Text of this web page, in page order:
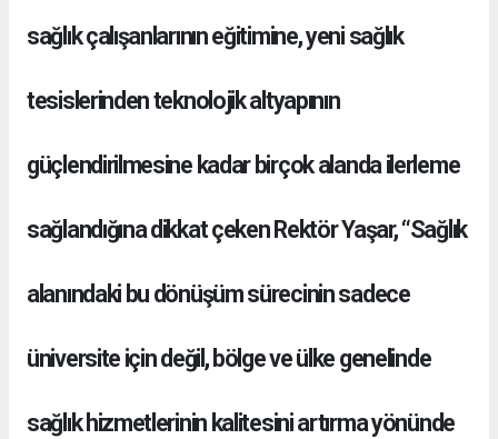
sağlık çalışanlarının eğitimine, yeni sağlık
tesislerinden teknolojik altyapının
güçlendirilmesine kadar birçok alanda ilerleme
sağlandığına dikkat çeken Rektör Yaşar, “Sağlık
alanındaki bu dönüşüm sürecinin sadece
üniversite için değil, bölge ve ülke genelinde
sağlık hizmetlerinin kalitesini artırma yönünde